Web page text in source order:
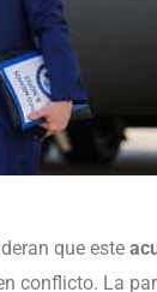
que este
conflicto. La